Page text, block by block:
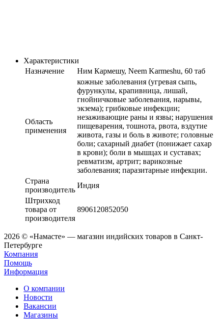
Характеристики
Назначение
Ним Кармешу, Neem Karmeshu, 60 таб
Область
применения
кожные заболевания (угревая сыпь,
фурункулы, крапивница, лишай,
гнойничковые заболевания, нарывы,
экзема); грибковые инфекции;
незаживающие раны и язвы; нарушения
пищеварения, тошнота, рвота, вздутие
живота, газы и боль в животе; головные
боли; сахарный диабет (понижает сахар
в крови); боли в мышцах и суставах;
ревматизм, артрит; варикозные
заболевания; ​паразитарные инфекции.
Страна
производитель
Индия
Штрихкод
товара от
производителя
8906120852050
2026 © «Намасте» — магазин индийских товаров в Санкт-
Петербурге
Компания
Помощь
Информация
О компании
Новости
Вакансии
Магазины